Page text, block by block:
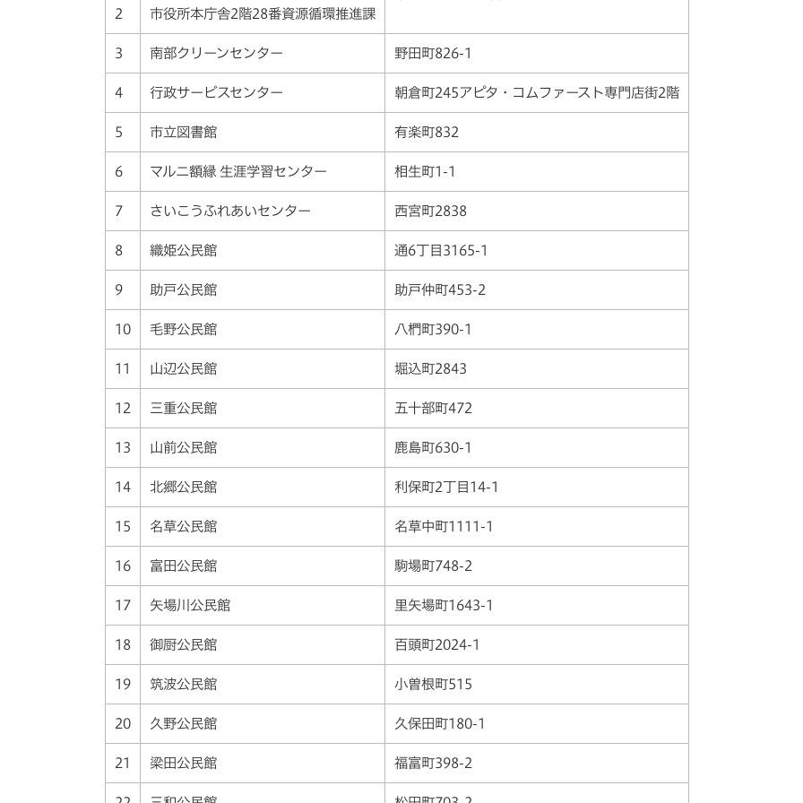
2
市役所本庁舎2階28番資源循環推進課
3 南部クリーンセンター 野田町826-1
4 行政サービスセンター 朝倉町245アピタ・コムファースト専門店街2階
5 市立図書館 有楽町832
6 マルニ額縁 生涯学習センター 相生町1-1
7 さいこうふれあいセンター 西宮町2838
8 織姫公民館 通6丁目3165-1
9 助戸公民館 助戸仲町453-2
10 毛野公民館 八椚町390-1
11 山辺公民館 堀込町2843
12 三重公民館 五十部町472
13 山前公民館 鹿島町630-1
14 北郷公民館 利保町2丁目14-1
15 名草公民館 名草中町1111-1
16 富田公民館 駒場町748-2
17 矢場川公民館 里矢場町1643-1
18 御厨公民館 百頭町2024-1
19 筑波公民館 小曽根町515
20 久野公民館 久保田町180-1
21 梁田公民館 福富町398-2